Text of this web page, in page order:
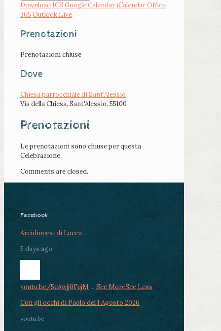
Download ICS Google Calendar iCalendarOffice
365 Outlook Live
Prenotazioni
Prenotazioni chiuse
Dove
Chiesa parrocchiale di Sant'Alessio
Via della Chiesa, Sant'Alessio, 55100
Prenotazioni
Le prenotazioni sono chiuse per questa
Celebrazione.
Comments are closed.
Facebook
Arcidiocesi di Lucca
5 days ago
youtu.be/5cAwjj0FujM ... See MoreSee Less
Con gli occhi di Paolo del 1 Agosto 2026
youtu.be